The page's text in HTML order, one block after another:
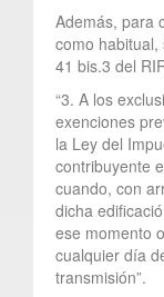
Además, para
como
41 bis.3 del
“3. A los
exenciones
la Ley del
contribuyente
cuando, con
dicha
ese momento
cualquier día
transmisión”.